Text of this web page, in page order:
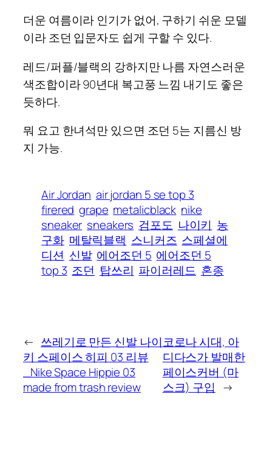
더운 여름이라 인기가 없어, 구하기 쉬운 모델
이라 조던 입문자도 쉽게 구할 수 있다.
레드/퍼플/블랙의 강하지만 나름 자연스러운
색조합이라 90년대 복고풍 느낌 내기도 좋은
듯하다.
뭐 요고 한녀석만 있으면 조던 5는 지름신 방
지 가능.
Air Jordan air jordan 5 se top 3
firered grape metalicblack nike
sneaker sneakers 검포도 나이키 농
구화 메탈릭블랙 스니커즈 스페셜에
디션 신발 에어조던 5 에어조던 5
top 3 조던 탑쓰리 파이러레드 혼종
← 쓰레기로 만든 신발 나이
키 스페이스 히피 03 리뷰
_Nike Space Hippie 03
made from trash review
코로나 시대, 아
디다스가 발매한
페이스커버 (마
스크) 구입
→